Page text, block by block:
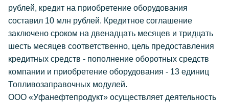
рублей, кредит на приобретение оборудования
составил 10 млн рублей. Кредитное соглашение
заключено сроком на двенадцать месяцев и тридцать
шесть месяцев соответственно, цель предоставления
кредитных средств - пополнение оборотных средств
компании и приобретение оборудования - 13 единиц
Топливозаправочных модулей.
ООО «Уфанефтепродукт» осуществляет деятельность